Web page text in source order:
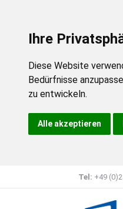
Ihre
Diese Website
Bedürfnisse
zu entwickeln.
Alle akzeptieren
Tel: +49